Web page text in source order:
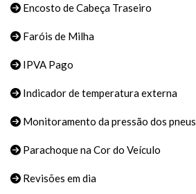
Encosto de Cabeça Traseiro
Faróis de Milha
IPVA Pago
Indicador de temperatura externa
Monitoramento da pressão dos pneus
Parachoque na Cor do Veículo
Revisões em dia